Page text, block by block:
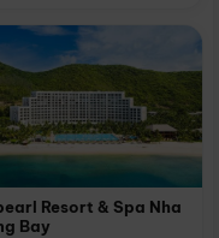
Resort & Spa Nha
Bay